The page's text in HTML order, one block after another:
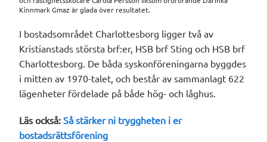
Kinnmark Gmaz är glada över resultatet.
I bostadsområdet Charlottesborg ligger två av
Kristianstads största brf:er, HSB brf Sting och HSB brf
Charlottesborg. De båda syskonföreningarna byggdes
i mitten av 1970-talet, och består av sammanlagt 622
lägenheter fördelade på både hög- och låghus.
Läs också:Så stärker ni tryggheten i er
bostadsrättsförening